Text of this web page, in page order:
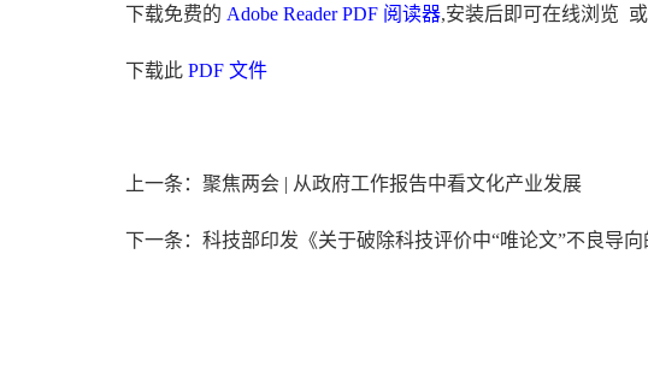
下载免费的 Adobe Reader PDF 阅读器,安装后即可在线浏览 或
下载此 PDF 文件
上一条：聚焦两会 | 从政府工作报告中看文化产业发展
下一条：科技部印发《关于破除科技评价中“唯论文”不良导